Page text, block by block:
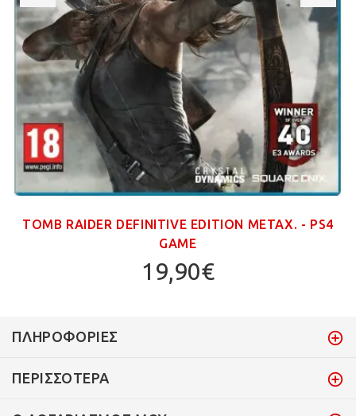
TOMB RAIDER DEFINITIVE EDITION ΜΕΤΑΧ. - PS4
GAME
19,90€
ΠΛΗΡΟΦΟΡΊΕΣ
ΠΕΡΙΣΣΌΤΕΡΑ